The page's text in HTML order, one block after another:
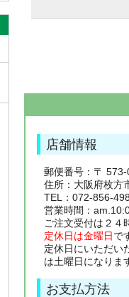
店舗情報
郵便番号：〒 573-
住所：大阪府枚方
TEL：072-856-
営業時間：
ご注文受付は２４
定休日は金曜日で
定休日にいただい
は土曜日になりま
お支払方法